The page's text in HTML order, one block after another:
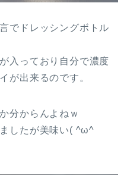
でドレッシングボトル
入っており自分で濃度
が出来るのです。
分からんよねｗ
したが美味い( ^ω^